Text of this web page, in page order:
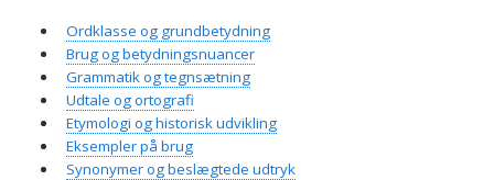
Ordklasse og grundbetydning
Brug og betydningsnuancer
Grammatik og tegnsætning
Udtale og ortografi
Etymologi og historisk udvikling
Eksempler på brug
Synonymer og beslægtede udtryk